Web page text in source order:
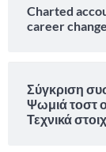
Charted
career change
Σύγκριση
Ψωμιά τοστ
Τεχνικά